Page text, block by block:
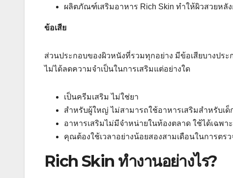
ผลิตภัณฑ์เสริมอาหาร Rich Skin ทำให้ผิวสวยหลั
ข้อเสีย
ส่วนประกอบของผิวหนังที่รวมทุกอย่าง มีข้อเสียบางปร
ไม่ได้ลดความจำเป็นในการเสริมแต่อย่างใด
เป็นครีมเสริม ไม่ใช่ยา
สำหรับผู้ใหญ่ ไม่สามารถใช้อาหารเสริมสำหรับเด็
อาหารเสริมไม่มีจำหน่ายในท้องตลาด ใช้ได้เฉพา
คุณต้องใช้เวลาอย่างน้อยสองสามเดือนในการต
Rich Skin ทำงานอย่างไร?